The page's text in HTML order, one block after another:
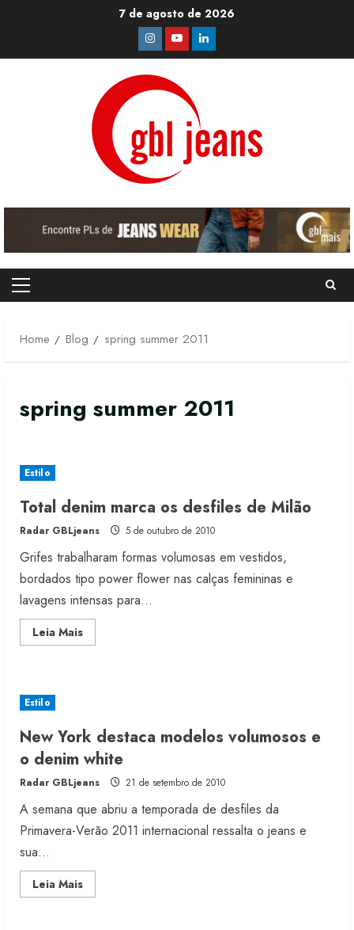
7 de agosto de 2026
Instagram
YoutubeLinkedin
Primary
Home
Blog spring summer 2011
spring summer 2011
Estilo
Total denim marca os desfiles de Milão
Radar GBLjeans 5 de outubro de 2010
Grifes trabalharam formas volumosas em vestidos,
bordados tipo power flower nas calças femininas e
lavagens intensas para...
Leia MaisRead
more
Milão
Estilo
New York destaca modelos volumosos e
o denim white
Radar GBLjeans 21 de setembro de 2010
A semana que abriu a temporada de desfiles da
Primavera-Verão 2011 internacional ressalta o jeans e
sua...
Leia MaisRead
more
2
Sou de Algodão
5 de agosto de 2026